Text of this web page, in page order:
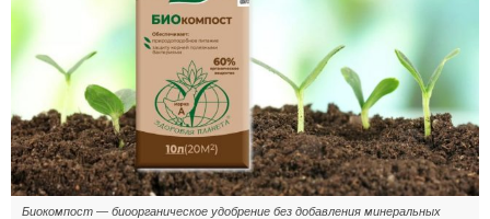
Биокомпост — биоорганическое удобрение без добавления минеральных